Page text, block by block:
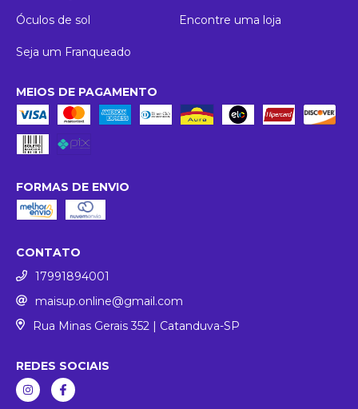
Óculos de sol
Encontre uma loja
Seja um Franqueado
MEIOS DE PAGAMENTO
FORMAS DE ENVIO
CONTATO
17991894001
maisup.online@gmail.com
Rua Minas Gerais 352 | Catanduva-SP
REDES SOCIAIS